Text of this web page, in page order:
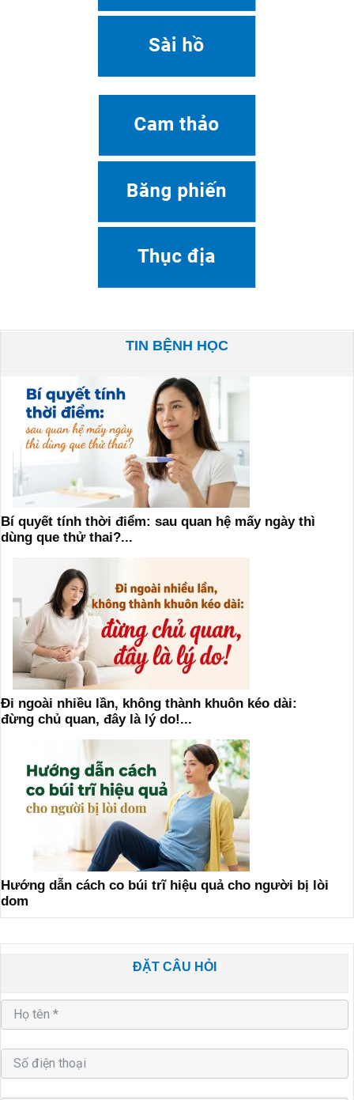
TIN BỆNH HỌC
Bí quyết tính thời điểm: sau quan hệ mấy ngày thì
dùng que thử thai?...
Đi ngoài nhiều lần, không thành khuôn kéo dài:
đừng chủ quan, đây là lý do!...
Hướng dẫn cách co búi trĩ hiệu quả cho người bị lòi
dom
ĐẶT CÂU HỎI